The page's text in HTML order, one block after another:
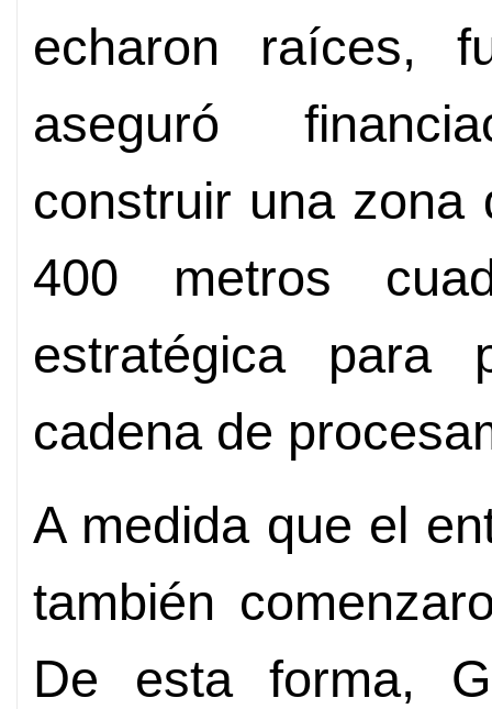
echaron raíces,
aseguró
construir una zona
400 metros
estratégica para
cadena de
A medida que el
también
De esta forma,